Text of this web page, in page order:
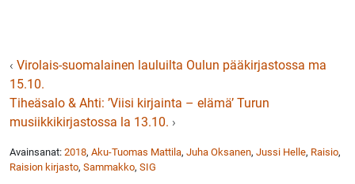
‹ Virolais-suomalainen lauluilta Oulun pääkirjastossa ma
15.10.
Tiheäsalo & Ahti: ’Viisi kirjainta – elämä’ Turun
musiikkikirjastossa la 13.10. ›
Avainsanat: 2018, Aku-Tuomas Mattila, Juha Oksanen, Jussi Helle, Raisio,
Raision kirjasto, Sammakko, SIG